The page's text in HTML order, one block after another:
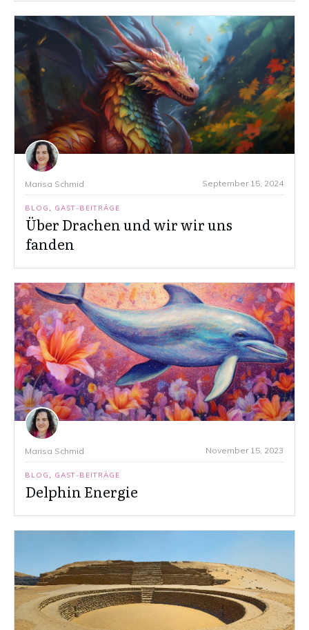
Marisa Schmid September 15, 2024
BLOG , GAST-BEITRÄGE
Über Drachen und wir wir uns
fanden
Marisa Schmid November 15, 2023
BLOG , GAST-BEITRÄGE
Delphin Energie